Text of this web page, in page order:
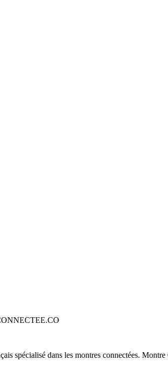
spécialisé dans les montres connectées.